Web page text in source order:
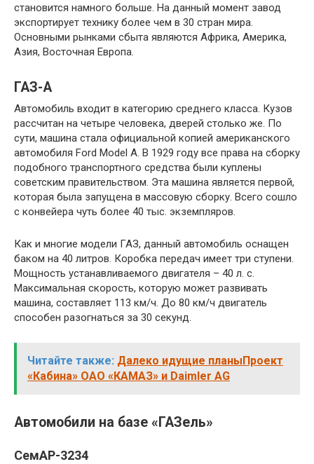
становится намного больше. На данный момент завод
экспортирует технику более чем в 30 стран мира.
Основными рынками сбыта являются Африка, Америка,
Азия, Восточная Европа.
ГАЗ-А
Автомобиль входит в категорию среднего класса. Кузов
рассчитан на четыре человека, дверей столько же. По
сути, машина стала официальной копией американского
автомобиля Ford Model A. В 1929 году все права на сборку
подобного транспортного средства были куплены
советским правительством. Эта машина является первой,
которая была запущена в массовую сборку. Всего сошло
с конвейера чуть более 40 тыс. экземпляров.
Как и многие модели ГАЗ, данный автомобиль оснащен
баком на 40 литров. Коробка передач имеет три ступени.
Мощность устанавливаемого двигателя – 40 л. с.
Максимальная скорость, которую может развивать
машина, составляет 113 км/ч. До 80 км/ч двигатель
способен разогнаться за 30 секунд.
Читайте также: Далеко идущие планыПроект
«Кабина» ОАО «КАМАЗ» и Daimler AG
Автомобили на базе «ГАЗель»
СемАР-3234